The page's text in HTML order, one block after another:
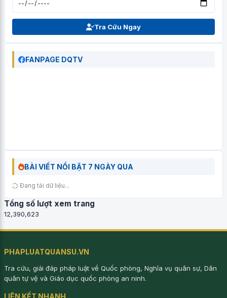
Tra Cứu Ngay
FANPAGE DQTV
BÀI VIẾT NỔI BẬT 7 NGÀY QUA
Đang tải dữ liệu...
Tổng số lượt xem trang
12,390,623
PHAPLUATQUANSU.VN
Tra cứu, giải đáp pháp luật về Quốc phòng, Nghĩa vụ quân sự, Dân
quân tự vệ và Giáo dục quốc phòng an ninh.